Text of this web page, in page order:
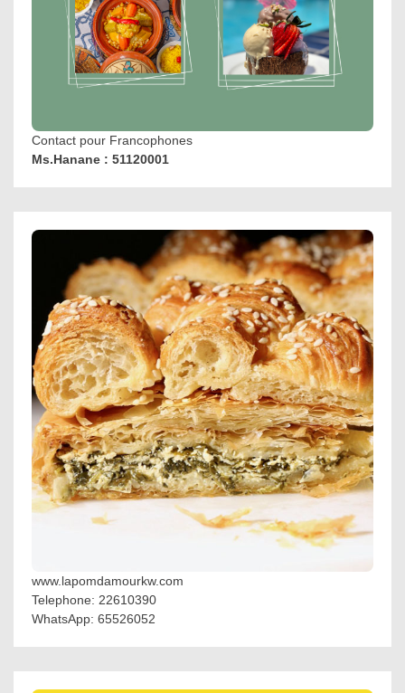
Contact pour Francophones
Ms.Hanane : 51120001
www.lapomdamourkw.com
Telephone: 22610390
WhatsApp: 65526052